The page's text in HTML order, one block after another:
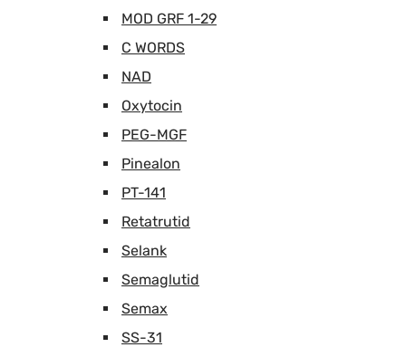
MOD GRF 1-29
C WORDS
NAD
Oxytocin
PEG-MGF
Pinealon
PT-141
Retatrutid
Selank
Semaglutid
Semax
SS-31